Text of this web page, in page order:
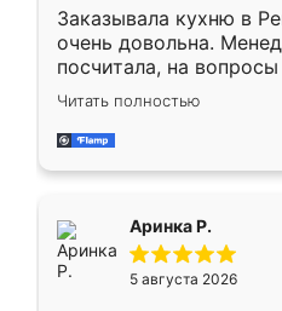
Заказывала кухню в
очень довольна.
посчитала, на вопросы
Замерщик приехал в
делу со всей
за день, ребята
Читать полностью
Аринка Р.
5 августа 2026